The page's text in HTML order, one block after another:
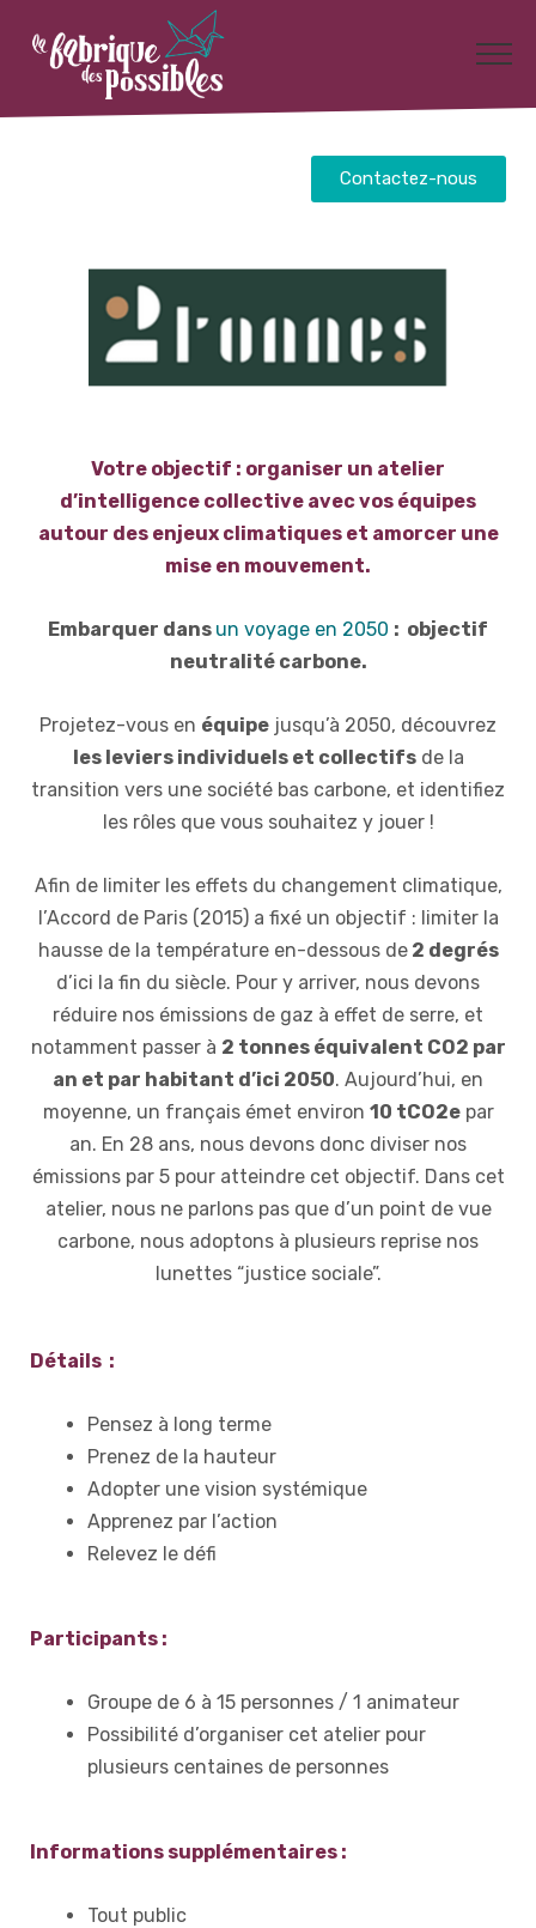
Contactez-nous
Votre objectif : organiser un atelier
d’intelligence collective avec vos équipes
autour des enjeux climatiques et amorcer une
mise en mouvement.
Embarquer dans un voyage en 2050 : objectif
neutralité carbone.
Projetez-vous en équipe jusqu’à 2050, découvrez
les leviers individuels et collectifsde la
transition vers une société bas carbone, et identifiez
les rôles que vous souhaitez y jouer !
Afin de limiter les effets du changement climatique,
l’Accord de Paris (2015) a fixé un objectif : limiter la
hausse de la température en-dessous de2 degrés
d’ici la fin du siècle. Pour y arriver, nous devons
réduire nos émissions de gaz à effet de serre, et
notamment passer à 2 tonnes équivalent CO2 par
an et par habitant d’ici 2050. Aujourd’hui, en
moyenne, un français émet environ 10 tCO2epar
an. En 28 ans, nous devons donc diviser nos
émissions par 5 pour atteindre cet objectif. Dans cet
atelier, nous ne parlons pas que d’un point de vue
carbone, nous adoptons à plusieurs reprise nos
lunettes “justice sociale”.
Détails :
Pensez à long terme
Prenez de la hauteur
Adopter une vision systémique
Apprenez par l’action
Relevez le défi
Participants :
Groupe de 6 à 15 personnes / 1 animateur
Possibilité d’organiser cet atelier pour
plusieurs centaines de personnes
Informations supplémentaires :
Tout public